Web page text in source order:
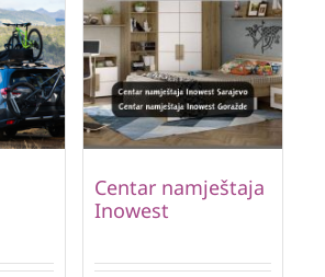
Centar namještaja
Inowest